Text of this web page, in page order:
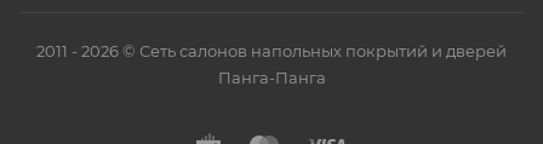
2011 - 2026 © Сеть салонов напольных покрытий и дверей
Панга-Панга